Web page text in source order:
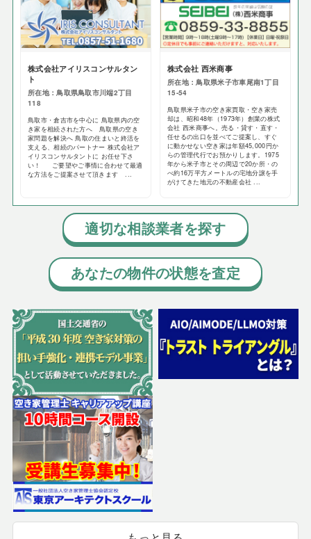
株式会社アイリスコンサルタン
ト
所在地：鳥取県鳥取市川端2丁目
118
鳥取市・倉吉市を中心に 鳥取県内の空
き家を相続された方へ 鳥取県の空き
家問題を解決へ 鳥取の住まいと終活を
支える、相続のパートナー 株式会社ア
イリスコンサルタントに お任せ下さ
い！ ご要望やご事情に合わせて最適
な方法をご提案させて頂きます ...
株式会社 西米商事
所在地：鳥取県米子市車尾南1丁目
15-54
鳥取県米子市の空き家買取・空き家売
却は、昭和48年（1973年）創業の株式
会社 西米商事へ。売る・貸す・直す・
任せるの出口を並べてご提案し、すぐ
に動かせない空き家は年額45,000円か
らの管理代行でお預かりします。1975
年から米子市とその周辺で20か所・の
べ約16万平方メートルの宅地分譲を手
がけてきた地元の不動産会社 ...
適切な相談業者を探す
あなたの物件の状態を査定